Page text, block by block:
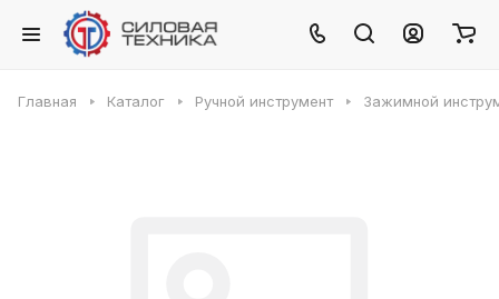
Главная Каталог Ручной инструмент Зажимной